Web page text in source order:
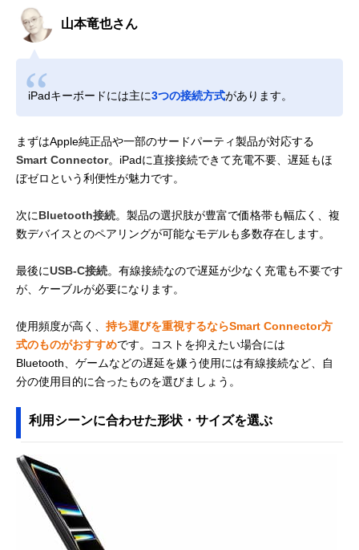
山本竜也さん
iPadキーボードには主に3つの接続方式があります。
まずはApple純正品や一部のサードパーティ製品が対応する
Smart Connector。iPadに直接接続できて充電不要、遅延もほ
ぼゼロという利便性が魅力です。
次にBluetooth接続。製品の選択肢が豊富で価格帯も幅広く、複
数デバイスとのペアリングが可能なモデルも多数存在します。
最後にUSB-C接続。有線接続なので遅延が少なく充電も不要です
が、ケーブルが必要になります。
使用頻度が高く、 持ち運びを重視するならSmart Connector方
式のものがおすすめです。コストを抑えたい場合には
Bluetooth、ゲームなどの遅延を嫌う使用には有線接続など、自
分の使用目的に合ったものを選びましょう。
利用シーンに合わせた形状・サイズを選ぶ